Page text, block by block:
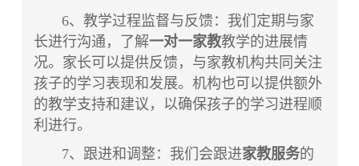
6、教学过程监督与反馈：我们定期与家
长进行沟通，了解一对一家教教学的进展情
况。家长可以提供反馈，与家教机构共同关注
孩子的学习表现和发展。机构也可以提供额外
的教学支持和建议，以确保孩子的学习进程顺
利进行。
7、跟进和调整：我们会跟进家教服务的